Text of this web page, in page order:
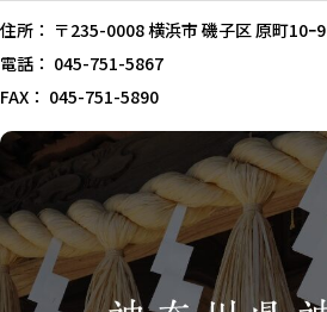
住所： 〒235-0008 横浜市 磯子区 原町10ｰ9
電話： 045-751-5867
FAX： 045-751-5890